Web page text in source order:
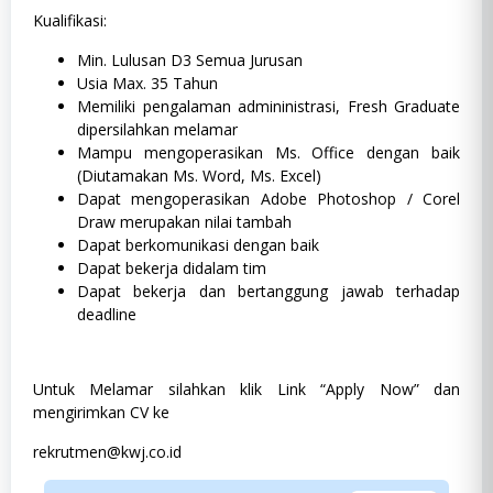
Kualifikasi:
Min. Lulusan D3 Semua Jurusan
Usia Max. 35 Tahun
Memiliki pengalaman admininistrasi, Fresh Graduate
dipersilahkan melamar
Mampu mengoperasikan Ms. Office dengan baik
(Diutamakan Ms. Word, Ms. Excel)
Dapat mengoperasikan Adobe Photoshop / Corel
Draw merupakan nilai tambah
Dapat berkomunikasi dengan baik
Dapat bekerja didalam tim
Dapat bekerja dan bertanggung jawab terhadap
deadline
Untuk Melamar silahkan klik Link “Apply Now” dan
mengirimkan CV ke
rekrutmen@kwj.co.id